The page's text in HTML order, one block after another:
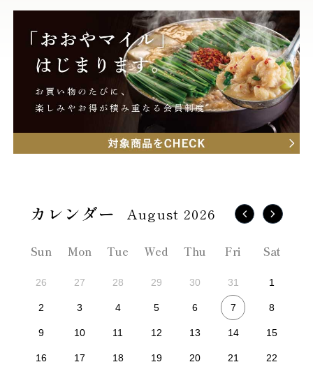
August 2026
Sun Mon Tue Wed Thu Fri Sat
26 27 28 29 30 31 1
2 3 4 5 6 7 8
9 10 11 12 13 14 15
16 17 18 19 20 21 22